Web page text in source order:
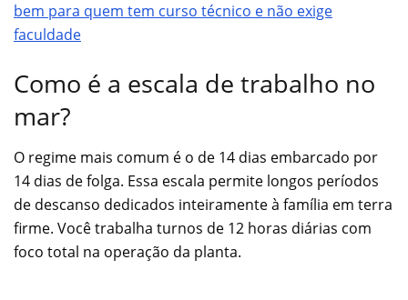
bem para quem tem curso técnico e não exige
faculdade
Como é a escala de trabalho no
mar?
O regime mais comum é o de 14 dias embarcado por
14 dias de folga. Essa escala permite longos períodos
de descanso dedicados inteiramente à família em terra
firme. Você trabalha turnos de 12 horas diárias com
foco total na operação da planta.